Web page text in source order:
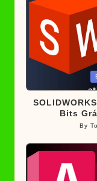
in
Bits
By